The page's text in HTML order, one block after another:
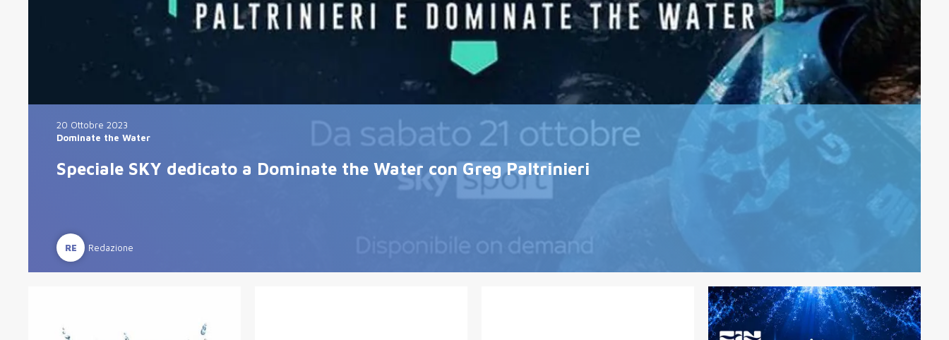
20 Ottobre 2023
Dominate the Water
Speciale SKY dedicato a Dominate the Water con Greg Paltrinieri
RE Redazione